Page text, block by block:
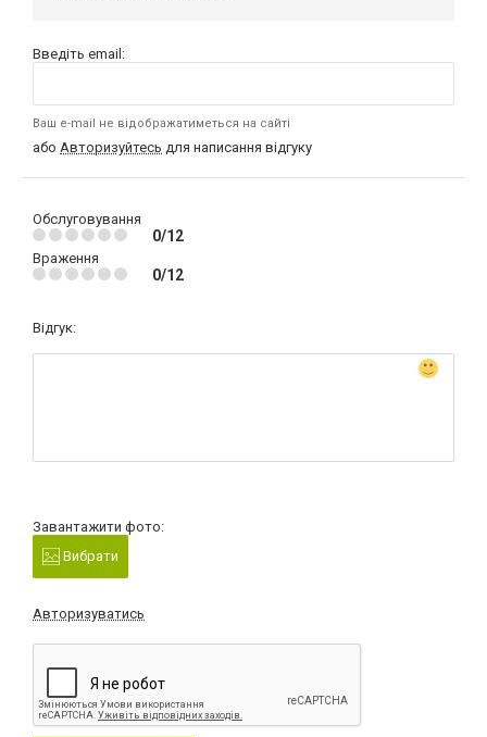
Введіть email:
Ваш e-mail не відображатиметься на сайті
або Авторизуйтесь для написання відгуку
Обслуговування
0/12
Враження
0/12
Відгук:
Завантажити фото:
Вибрати
Авторизуватись